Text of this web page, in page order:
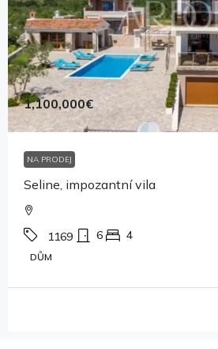
1,100,000€
NA PRODEJ
Seline, impozantní vila
1169 6 4
DŮM